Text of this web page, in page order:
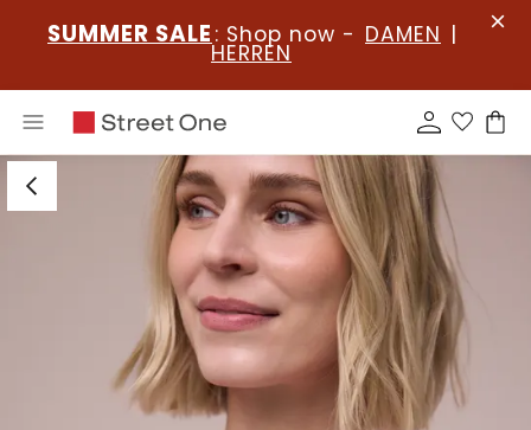
SUMMER SALE : Shop now - DAMEN |
HERREN